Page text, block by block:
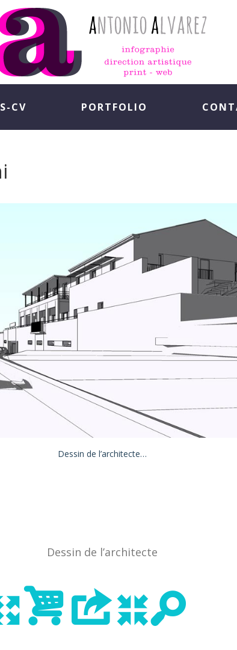
CV PORTFOLIO
Dessin de l’architecte…
Dessin de l’architecte